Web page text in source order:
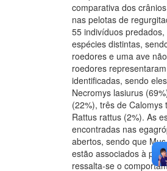
comparativa dos
nas pelotas de
55 indivíduos
espécies distintas,
roedores e uma ave
roedores
identificadas, sendo
Necromys lasiurus
(22%), três de
Rattus rattus (2%). As
encontradas nas
abertos, sendo que
estão associados à
ressalta-se o